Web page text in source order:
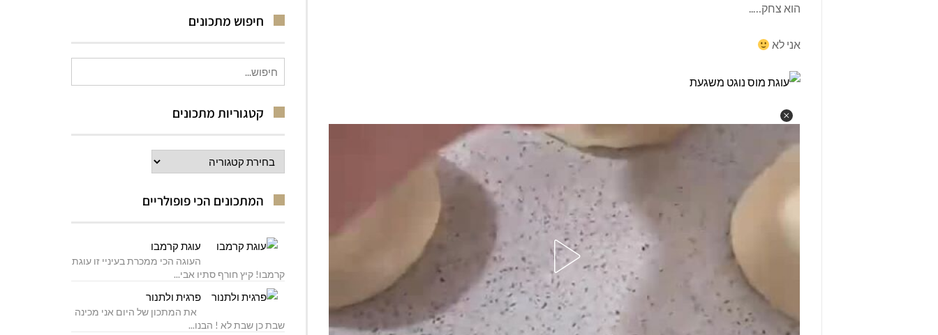
הוא צחק…..
אני לא
חיפוש מתכונים
עבור:
קטגוריות מתכונים
קטגוריות
מתכונים
המתכונים הכי פופולריים
עוגת קרמבו
העוגה הכי ממכרת בעיניי זו עוגת
קרמבו! קיץ חורף סתיו אבי...
פרגית ולתנור
את המתכון של היום אני מכינה
שבת כן שבת לא ! הבנו...